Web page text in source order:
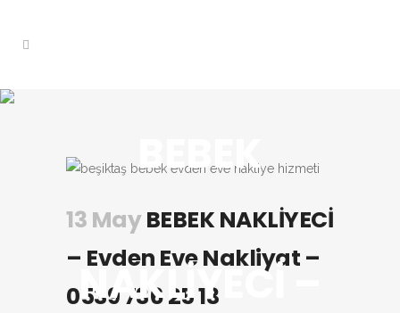
BEBEK
NAKLİYECİ –
13 MayBEBEK NAKLİYECİ
– Evden Eve Nakliyat –
0539 736 25 13